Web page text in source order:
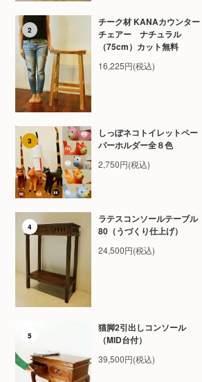
2
チーク材 KANAカウンター
チェアー ナチュラル
（75cm）カット無料
16,225円(税込)
3
しっぽネコトイレットペー
パーホルダー全８色
2,750円(税込)
4
ラテスコンソールテーブル
80（うづくり仕上げ）
24,500円(税込)
5
猫脚2引出しコンソール
（MID台付）
39,500円(税込)